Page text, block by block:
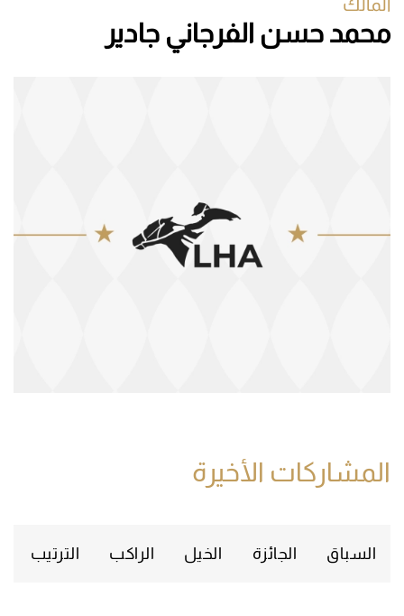
المالك
محمد حسن الفرجاني جادير
المشاركات الأخيرة
السباق الجائزة الخيل الراكب الترتيب